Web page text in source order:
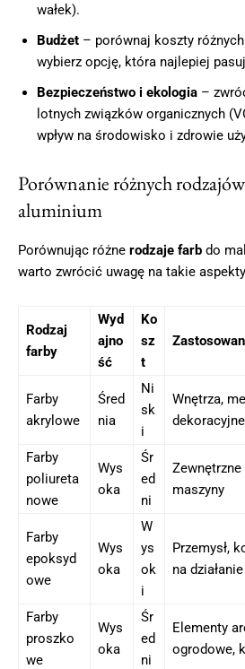
wałek).
Budżet – porównaj koszty
wybierz opcję, która najlepiej
Bezpieczeństwo i ekologia –
lotnych związków organicznych
wpływ na środowisko i zdrowie
Porównanie różnych
aluminium
Porównując różne rodzaje farb do
warto zwrócić uwagę na takie
Rodzaj
farby
Wyd
ajno
ść
Ko
sz
t
Farby
akrylowe
Śred
nia
Ni
sk
i
Wnętrza,
dekoracyjne
Farby
poliureta
nowe
Wys
oka
Śr
ed
ni
maszyny
Farby
epoksyd
owe
Wys
oka
W
ys
ok
i
Przemysł,
na
Farby
proszko
we
Wys
oka
Śr
ed
ni
Elementy
ogrodowe,